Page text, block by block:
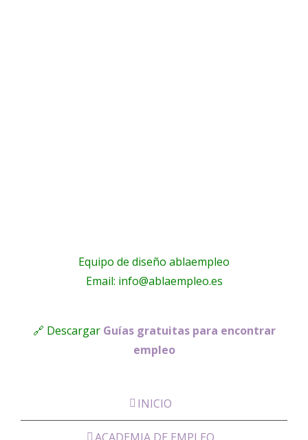
Equipo de diseño ablaempleo
Email: info@ablaempleo.es
🔗 Descargar Guías gratuitas para encontrar
empleo
INICIO
ACADEMIA DE EMPLEO